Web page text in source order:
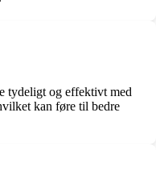
tydeligt og effektivt med
kan føre til bedre